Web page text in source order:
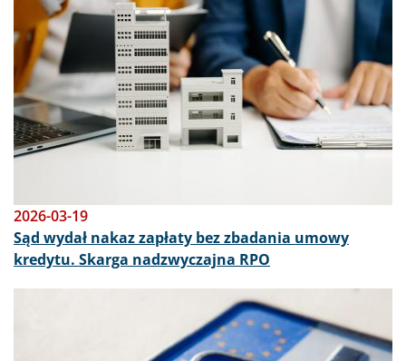
2026-03-19
Sąd wydał nakaz zapłaty bez zbadania umowy
kredytu. Skarga nadzwyczajna RPO